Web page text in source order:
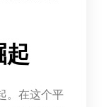
起
。在这个平